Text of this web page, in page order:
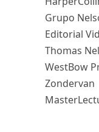
Grupo
Editorial
Thomas
WestBow
Zondervan